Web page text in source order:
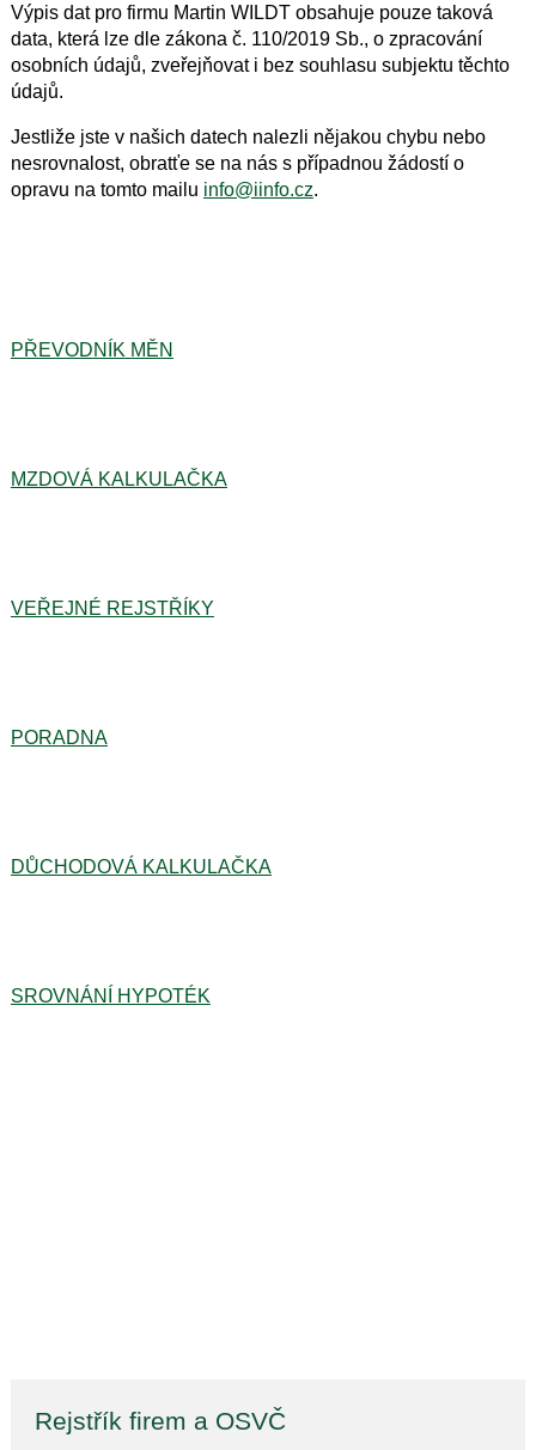
Výpis dat pro firmu Martin WILDT obsahuje pouze taková
data, která lze dle zákona č. 110/2019 Sb., o zpracování
osobních údajů, zveřejňovat i bez souhlasu subjektu těchto
údajů.
Jestliže jste v našich datech nalezli nějakou chybu nebo
nesrovnalost, obratťe se na nás s případnou žádostí o
opravu na tomto mailu info@iinfo.cz.
PŘEVODNÍK MĚN
MZDOVÁ KALKULAČKA
VEŘEJNÉ REJSTŘÍKY
PORADNA
DŮCHODOVÁ KALKULAČKA
SROVNÁNÍ HYPOTÉK
Rejstřík firem a OSVČ